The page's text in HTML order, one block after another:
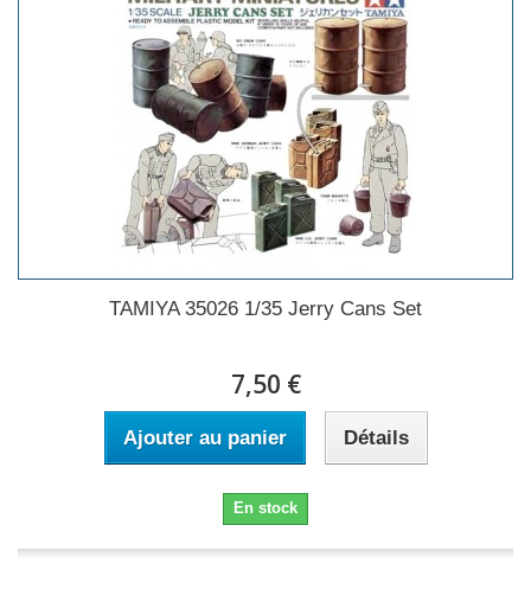
TAMIYA 35026 1/35 Jerry Cans Set
7,50 €
Ajouter au panier Détails
En stock